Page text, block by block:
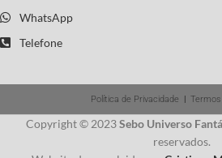
WhatsApp
Telefone
Política de Privacidade |
Copyright © 2023Sebo Universo
reservados.